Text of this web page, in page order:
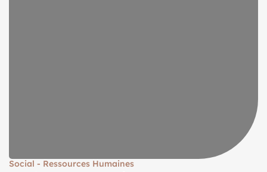
Social - Ressources Humaines